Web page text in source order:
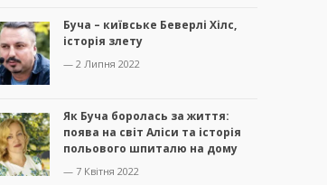
Буча – київське Беверлі Хілс,
історія злету
— 2 Липня 2022
Як Буча боролась за життя:
поява на світ Аліси та історія
польового шпиталю на дому
— 7 Квітня 2022